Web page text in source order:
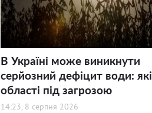
В Україні може виникнути
серйозний дефіцит води: які
області під загрозою
14:23, 8 серпня 2026